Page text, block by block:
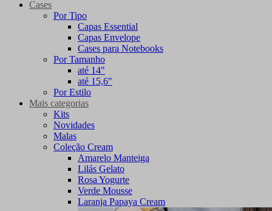
Cases
Por Tipo
Capas Essential
Capas Envelope
Cases para Notebooks
Por Tamanho
até 14"
até 15,6"
Por Estilo
Mais categorias
Kits
Novidades
Malas
Coleção Cream
Amarelo Manteiga
Lilás Gelato
Rosa Yogurte
Verde Mousse
Laranja Papaya Cream